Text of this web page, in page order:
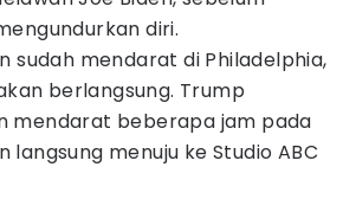
diri.
sudah mendarat di Philadelphia,
berlangsung. Trump
mendarat beberapa jam pada
langsung menuju ke Studio ABC